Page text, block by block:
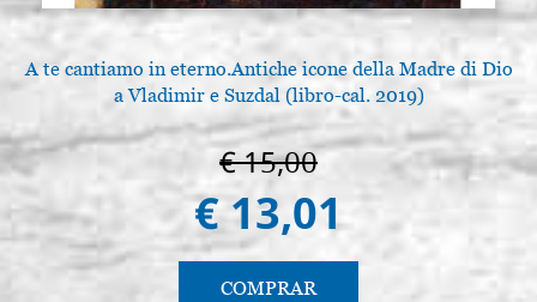
A te cantiamo in eterno.Antiche icone della Madre di Dio
a Vladimir e Suzdal (libro-cal. 2019)
€ 15,00
€ 13,01
COMPRAR